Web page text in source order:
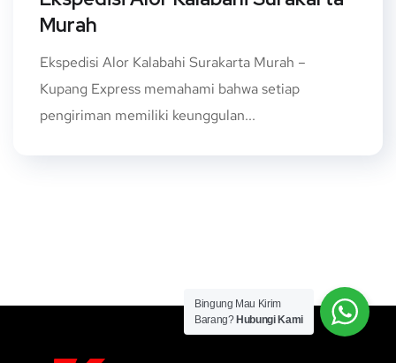
Murah
Ekspedisi Alor Kalabahi Surakarta Murah –
Kupang Express memahami bahwa setiap
pengiriman memiliki keunggulan...
Bingung Mau Kirim
Barang? Hubungi Kami